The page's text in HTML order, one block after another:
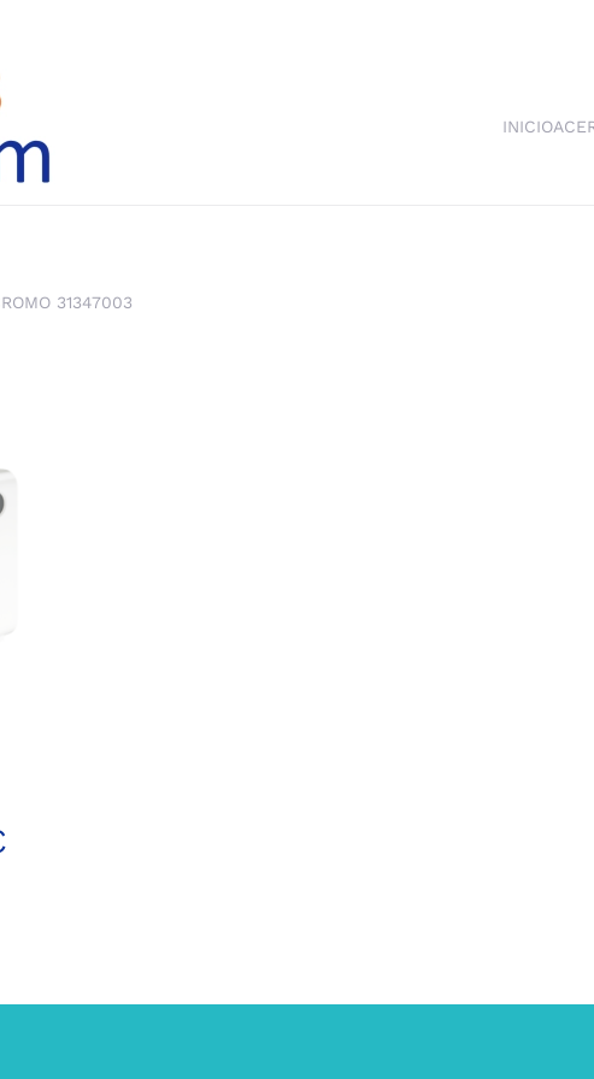
INICIO
31347003